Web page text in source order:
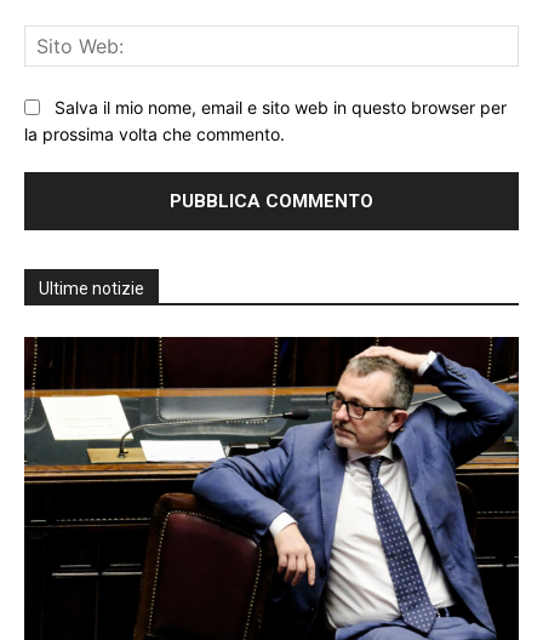
Salva il mio nome, email e sito web in questo browser per
la prossima volta che commento.
Ultime notizie